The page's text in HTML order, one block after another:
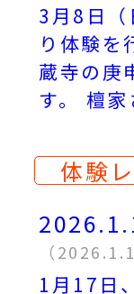
3月8日（
り体験を
蔵寺の庚
す。 檀
体験
（
1月17日